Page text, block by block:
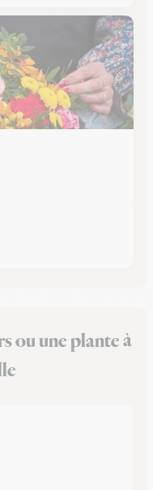
ou une plante à